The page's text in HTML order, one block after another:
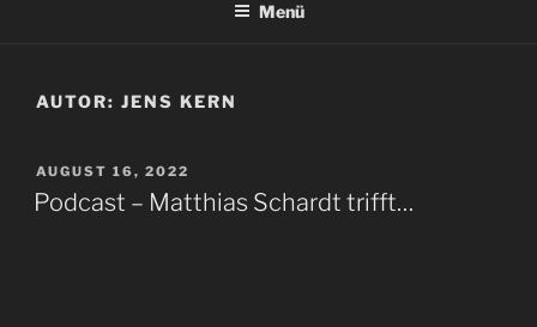
Menü
AUTOR: JENS KERN
VERÖFFENTLICHT
AM
AUGUST 16, 2022
Podcast – Matthias Schardt trifft…